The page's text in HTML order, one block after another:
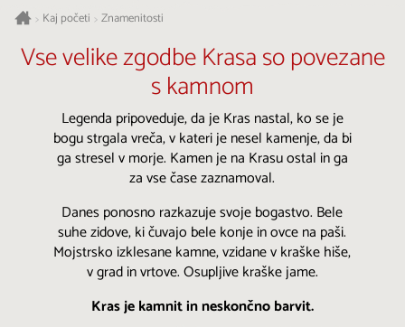
> Kaj početi > Znamenitosti
Vse velike zgodbe Krasa so povezane
s kamnom
Legenda pripoveduje, da je Kras nastal, ko se je
bogu strgala vreča, v kateri je nesel kamenje, da bi
ga stresel v morje. Kamen je na Krasu ostal in ga
za vse čase zaznamoval.
Danes ponosno razkazuje svoje bogastvo. Bele
suhe zidove, ki čuvajo bele konje in ovce na paši.
Mojstrsko izklesane kamne, vzidane v kraške hiše,
v grad in vrtove. Osupljive kraške jame.
Kras je kamnit in neskončno barvit.